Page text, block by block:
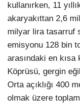
kullanırken, 11
akaryakıttan 2,6
milyar lira tasarruf
emisyonu 128 bin
arasındaki en kısa
Köprüsü, gergin
Orta açıklığı 400
olmak üzere